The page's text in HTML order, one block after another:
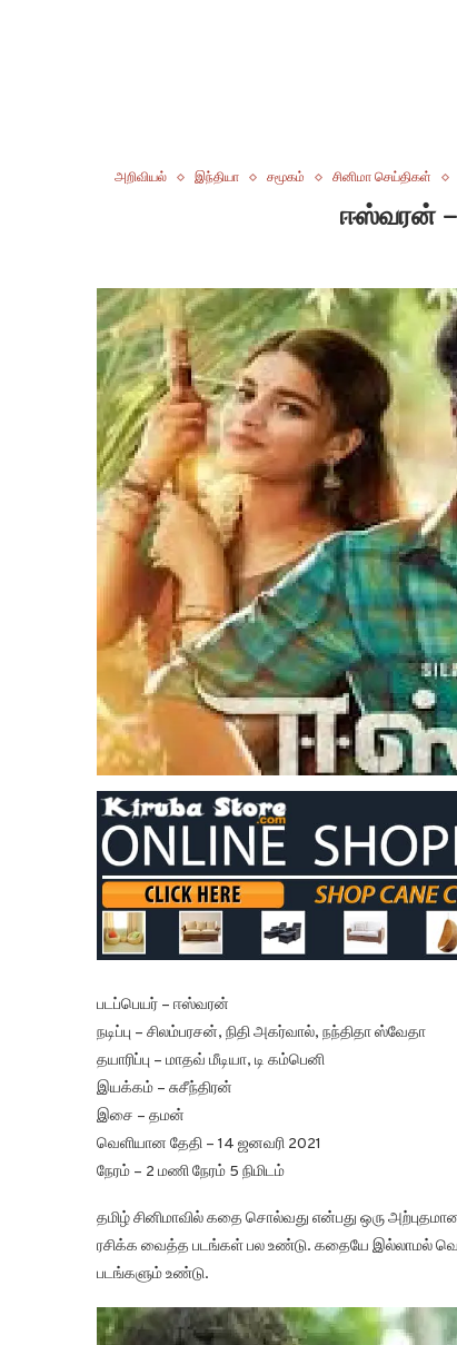
அறிவியல் இந்தியா சமூகம் சினிமா செய்திகள்
ஈஸ்வரன் –
படப்பெயர் – ஈஸ்வரன்
நடிப்பு – சிலம்பரசன், நிதி அகர்வால், நந்திதா ஸ்வேதா
தயாரிப்பு – மாதவ் மீடியா, டி கம்பெனி
இயக்கம் – சுசீந்திரன்
இசை – தமன்
வெளியான தேதி – 14 ஜனவரி 2021
நேரம் – 2 மணி நேரம் 5 நிமிடம்
தமிழ் சினிமாவில் கதை சொல்வது என்பது ஒரு
ரசிக்க வைத்த படங்கள் பல உண்டு. கதையே இல்லாமல்
படங்களும் உண்டு.